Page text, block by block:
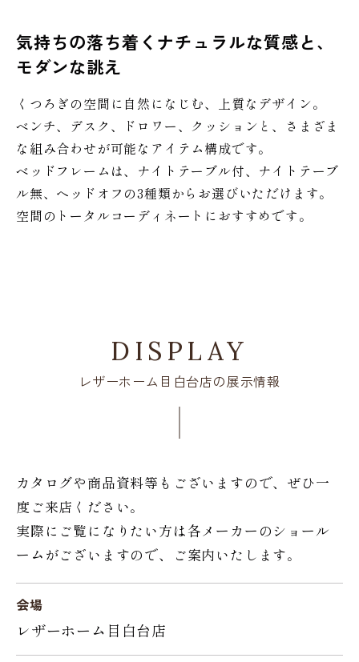
気持ちの落ち着くナチュラルな質感と、
モダンな誂え
くつろぎの空間に自然になじむ、上質なデザイン。
ベンチ、デスク、ドロワー、クッションと、さまざま
な組み合わせが可能なアイテム構成です。
ベッドフレームは、ナイトテーブル付、ナイトテーブ
ル無、ヘッドオフの3種類からお選びいただけます。
空間のトータルコーディネートにおすすめです。
DISPLAY
レザーホーム目白台店の展示情報
カタログや商品資料等もございますので、ぜひ一
度ご来店ください。
実際にご覧になりたい方は各メーカーのショール
ームがございますので、ご案内いたします。
会場
レザーホーム目白台店